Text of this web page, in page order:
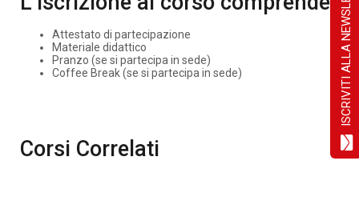
Attestato di partecipazione
Materiale didattico
Pranzo (se si partecipa in sede)
Coffee Break (se si partecipa in sede)
Corsi Correlati
ISCRIVITI ALLA NEWSLETTER!